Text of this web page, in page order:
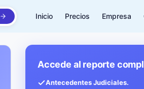
Inicio Precios Empresa
Accede al reporte
Antecedentes Judiciales.